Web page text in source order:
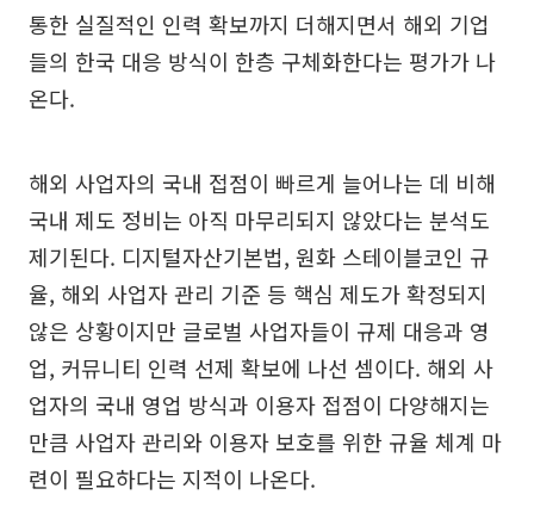
통한 실질적인 인력 확보까지 더해지면서 해외 기업
들의 한국 대응 방식이 한층 구체화한다는 평가가 나
온다.
해외 사업자의 국내 접점이 빠르게 늘어나는 데 비해
국내 제도 정비는 아직 마무리되지 않았다는 분석도
제기된다. 디지털자산기본법, 원화 스테이블코인 규
율, 해외 사업자 관리 기준 등 핵심 제도가 확정되지
않은 상황이지만 글로벌 사업자들이 규제 대응과 영
업, 커뮤니티 인력 선제 확보에 나선 셈이다. 해외 사
업자의 국내 영업 방식과 이용자 접점이 다양해지는
만큼 사업자 관리와 이용자 보호를 위한 규율 체계 마
련이 필요하다는 지적이 나온다.